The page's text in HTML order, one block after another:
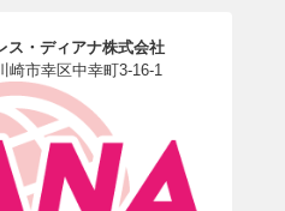
ス・ディアナ株式会社
崎市幸区中幸町3-16-1